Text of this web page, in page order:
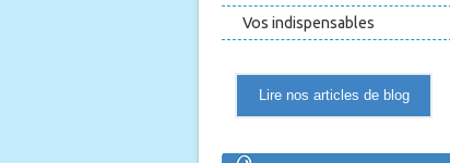
Vos indispensables
Lire nos articles de blog